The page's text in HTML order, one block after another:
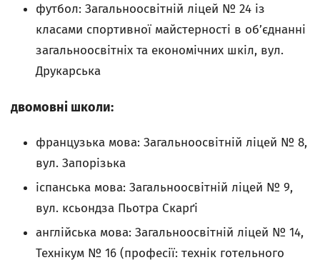
футбол: Загальноосвітній ліцей № 24 із
класами спортивної майстерності в об’єднанні
загальноосвітніх та економічних шкіл, вул.
Друкарська
двомовні школи:
французька мова: Загальноосвітній ліцей № 8,
вул. Запорізька
іспанська мова: Загальноосвітній ліцей № 9,
вул. ксьондза Пьотра Скарґі
англійська мова: Загальноосвітній ліцей № 14,
Технікум № 16 (професії: технік готельного